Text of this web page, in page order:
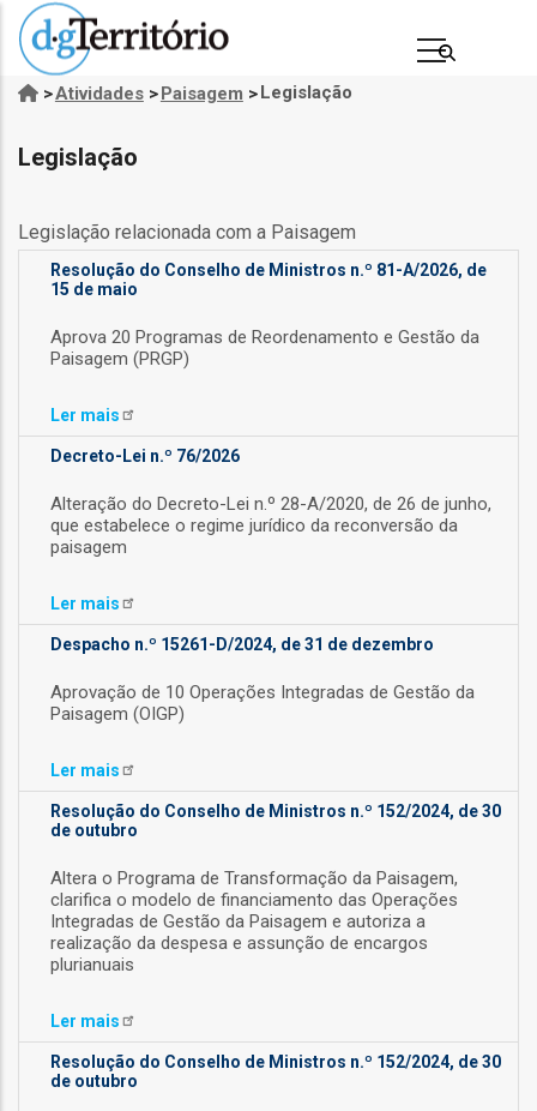
Passar
para
principal
Navegação
estrutural
>Atividades>Paisagem >Legislação
Legislação
Legislação relacionada com a Paisagem
Resolução do Conselho de Ministros n.º 81-A/2026, de
15 de maio
Aprova 20 Programas de Reordenamento e Gestão da
Paisagem (PRGP)
Ler mais
Decreto-Lei n.º 76/2026
Alteração do Decreto-Lei n.º 28-A/2020, de 26 de junho,
que estabelece o regime jurídico da reconversão da
paisagem
Ler mais
Despacho n.º 15261-D/2024, de 31 de dezembro
Aprovação de 10 Operações Integradas de Gestão da
Paisagem (OIGP)
Ler mais
Resolução do Conselho de Ministros n.º 152/2024, de 30
de outubro
Altera o Programa de Transformação da Paisagem,
clarifica o modelo de financiamento das Operações
Integradas de Gestão da Paisagem e autoriza a
realização da despesa e assunção de encargos
plurianuais
Ler mais
Resolução do Conselho de Ministros n.º 152/2024, de 30
de outubro